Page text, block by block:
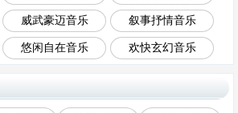
威武豪迈音乐 叙事抒情音乐
悠闲自在音乐 欢快玄幻音乐